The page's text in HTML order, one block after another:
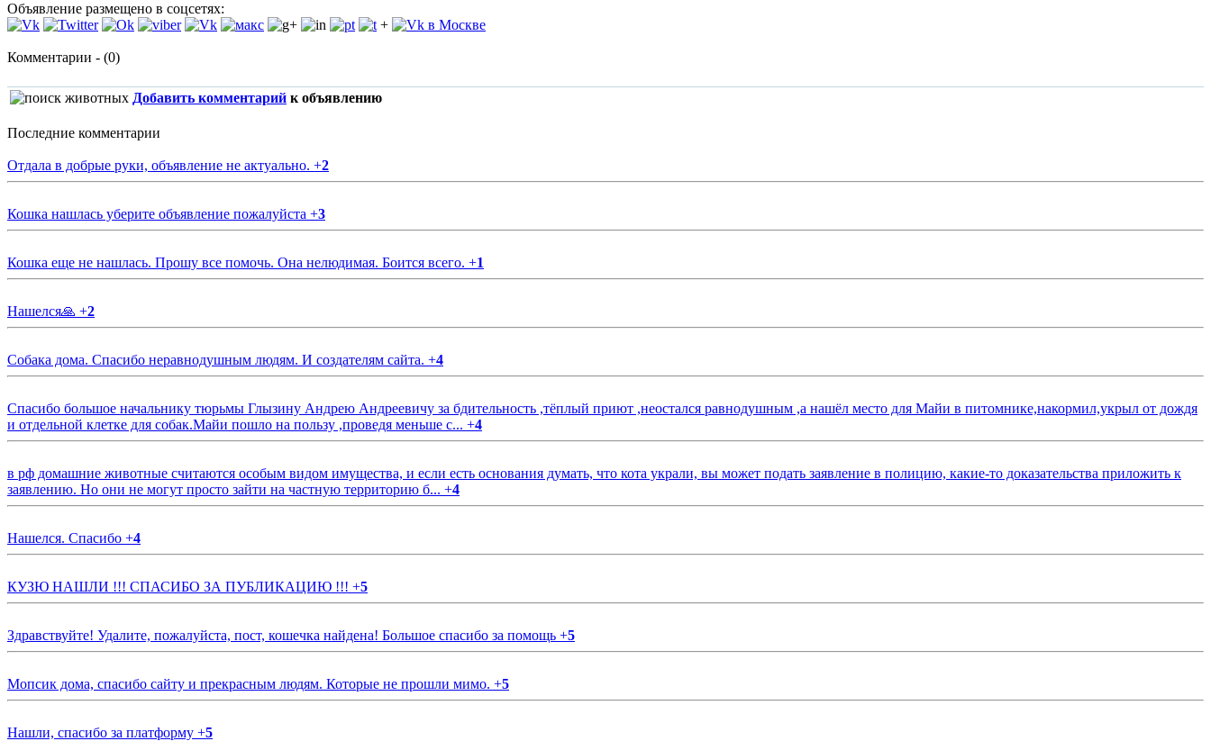
Объявление размещено в соцсетях:
+
Комментарии - (0)
Добавить комментарий к объявлению
Последние комментарии
Отдала в добрые руки, объявление не актуально. +2
Кошка нашлась уберите объявление пожалуйста +3
Кошка еще не нашлась. Прошу все помочь. Она нелюдимая. Боится всего. +1
Нашелся🙏 +2
Собака дома. Спасибо неравнодушным людям. И создателям сайта. +4
Спасибо большое начальнику тюрьмы Глызину Андрею Андреевичу за бдительность ,тёплый приют ,неостался равнодушным ,а нашёл место для Майи в питомнике,накормил,укрыл от дождя
и отдельной клетке для собак.Майи пошло на пользу ,проведя меньше с... +4
в рф домашние животные считаются особым видом имущества, и если есть основания думать, что кота украли, вы может подать заявление в полицию, какие-то доказательства приложить к
заявлению. Но они не могут просто зайти на частную территорию б... +4
Нашелся. Спасибо +4
КУЗЮ НАШЛИ !!! СПАСИБО ЗА ПУБЛИКАЦИЮ !!! +5
Здравствуйте! Удалите, пожалуйста, пост, кошечка найдена! Большое спасибо за помощь +5
Мопсик дома, спасибо сайту и прекрасным людям. Которые не прошли мимо. +5
Нашли, спасибо за платформу +5